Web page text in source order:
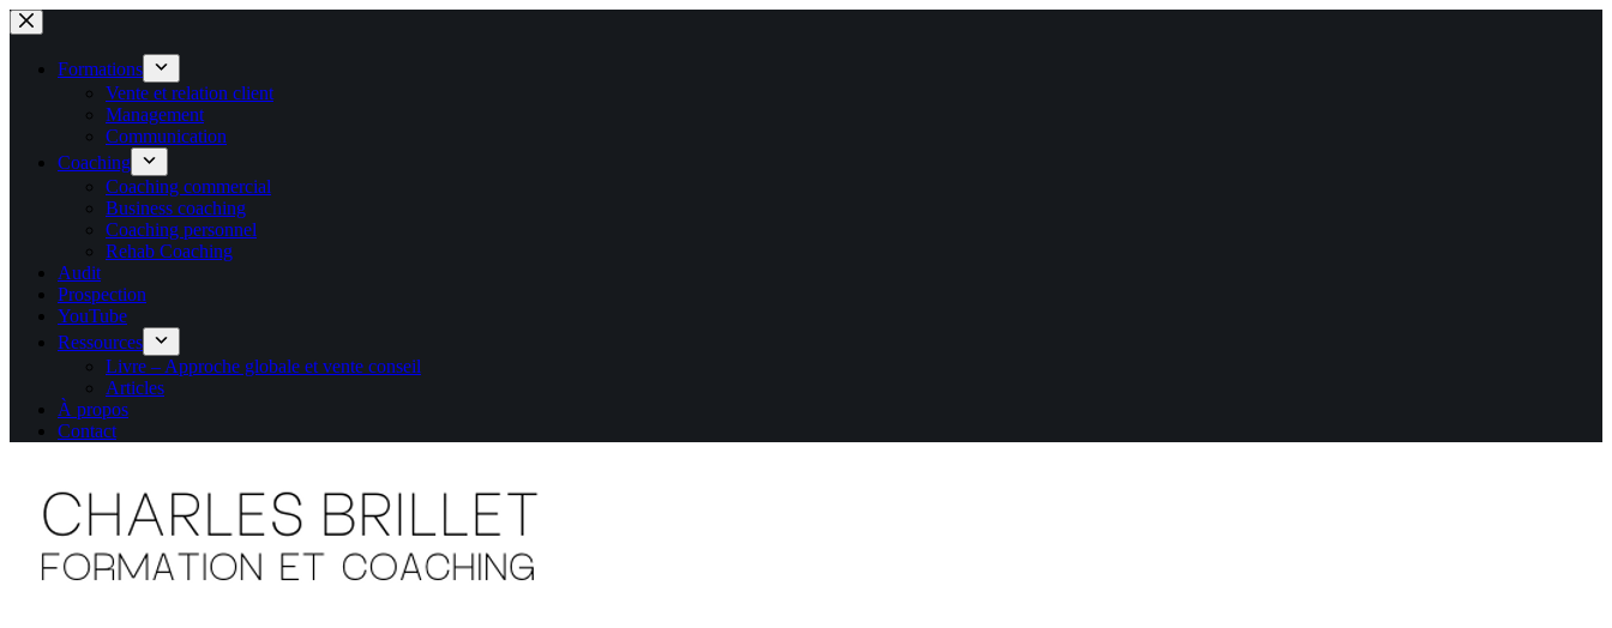
Passer
au
contenuFormations
Vente et relation client
Management
Communication
Coaching
Coaching commercial
Business coaching
Coaching personnel
Rehab Coaching
Audit
Prospection
YouTube
Ressources
Livre – Approche globale et vente conseil
Articles
À propos
Contact